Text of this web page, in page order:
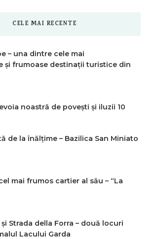
CELE MAI RECENTE
– una dintre cele mai
și frumoase destinații turistice din
noastră de povești și iluzii 10
de la înălțime – Bazilica San Miniato
mai frumos cartier al său – “La
Strada della Forra – două locuri
Lacului Garda